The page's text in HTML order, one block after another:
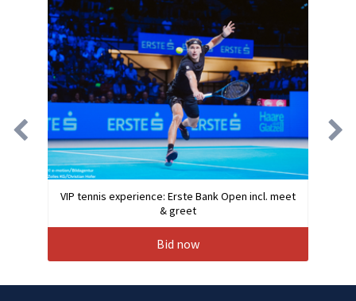
VIP tennis experience: Erste Bank Open incl. meet
& greet
Bid now